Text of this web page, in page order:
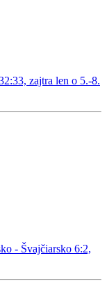
zajtra len o 5.-8.
- Švajčiarsko 6:2,